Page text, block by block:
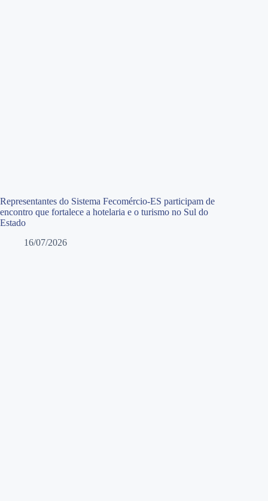
Representantes do Sistema Fecomércio-ES participam de
encontro que fortalece a hotelaria e o turismo no Sul do
Estado
16/07/2026